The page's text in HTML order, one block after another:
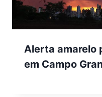
Alerta amarelo
em Campo